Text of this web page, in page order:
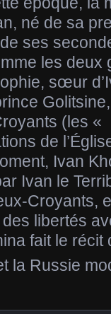
né de sa
ses
les deux
sœur
(les
de
Ivan
Ivan le
Croyants,
libertés
fait le récit
la Russie